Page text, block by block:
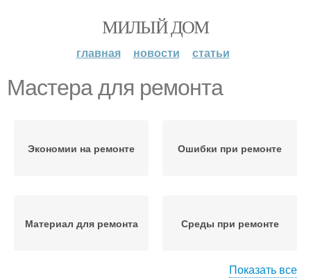
МИЛЫЙ ДОМ
главная новости статьи
Мастера для ремонта
Экономии на ремонте Ошибки при ремонте
Материал для ремонта Среды при ремонте
Показать все